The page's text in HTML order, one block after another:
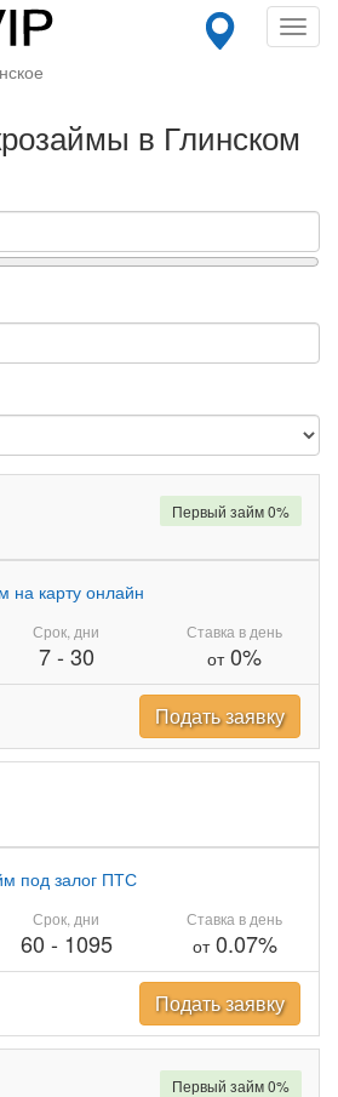
в Глинском
на карту онлайн
Срок, дни
7- 30
Ставка в день
от0%
Первый займ 0%
Подать заявку
под залог ПТС
Срок, дни
60 - 1095
Ставка в день
от0.07%
Подать заявку
Первый займ 0%